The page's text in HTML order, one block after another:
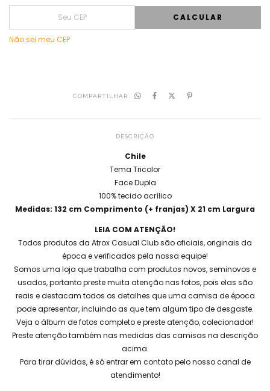
CALCULAR
Não sei meu CEP
COMPARTILHAR
DESCRIÇÃO
Chile
Tema Tricolor
Face Dupla
100% tecido acrílico
Medidas: 132 cm Comprimento (+ franjas) X 21 cm Largura
LEIA COM ATENÇÃO!
Todos produtos da Atrox Casual Club são oficiais, originais da
época e verificados pela nossa equipe!
Somos uma loja que trabalha com produtos novos, seminovos e
usados, portanto preste muita atenção nas fotos, pois elas são
reais e destacam todos os detalhes que uma camisa de época
pode apresentar, incluindo as que tem algum tipo de desgaste.
Veja o álbum de fotos completo e preste atenção, colecionador!
Preste atenção também nas medidas das camisas na descrição
acima.
Para tirar dúvidas, é só entrar em contato pelo nosso canal de
atendimento!